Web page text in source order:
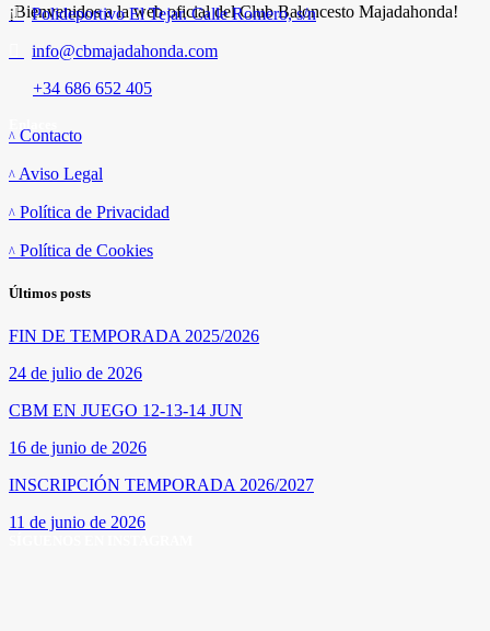
¡Bienvenidos a la web oficial del Club Baloncesto Majadahonda!
Polideportivo El Tejar. Calle Romero, s/n
info@cbmajadahonda.com
+34 686 652 405
Contacto
Aviso Legal
Política de Privacidad
Política de Cookies
Últimos posts
FIN DE TEMPORADA 2025/2026
24 de julio de 2026
CBM EN JUEGO 12-13-14 JUN
16 de junio de 2026
INSCRIPCIÓN TEMPORADA 2026/2027
11 de junio de 2026